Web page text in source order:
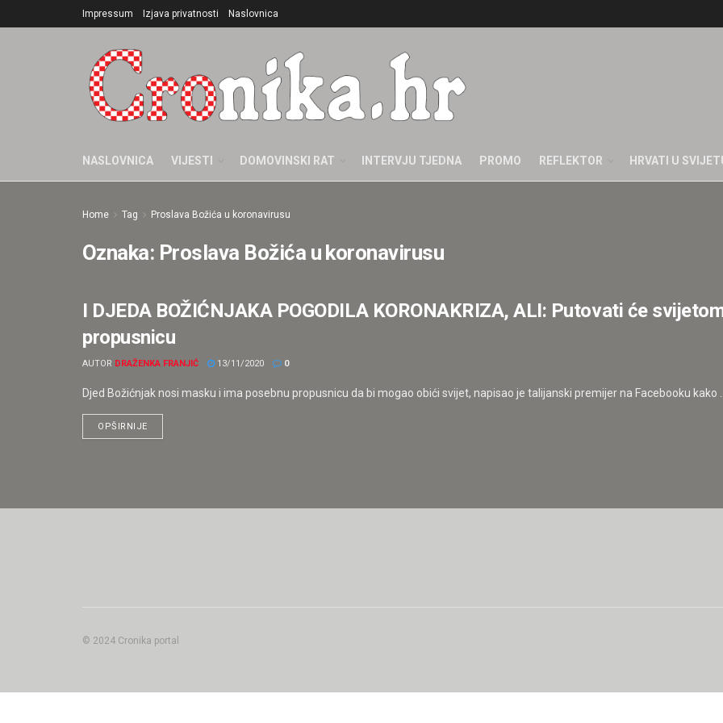
Impressum Izjava privatnosti Naslovnica
NASLOVNICA VIJESTI DOMOVINSKI RAT INTERVJU TJEDNA PROMO REFLEKTOR HRVATI U
Home Tag Proslava Božića u koronavirusu
Oznaka: Proslava Božića u koronavirusu
ISTAKNUTO
I DJEDA BOŽIĆNJAKA POGODILA KORONAKRIZA, ALI: Putovati će
propusnicu
AUTOR DRAŽENKA FRANJIĆ 13/11/2020 0
Djed Božićnjak nosi masku i ima posebnu propusnicu da bi mogao obići svijet, napisao je talijanski premijer na Facebooku kako ...
OPŠIRNIJE
© 2024 Cronika portal